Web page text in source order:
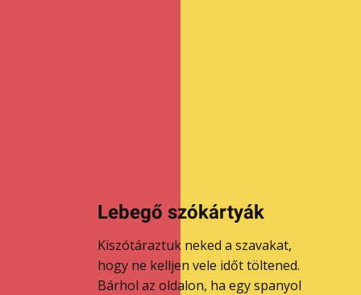
Lebegő szókártyák
Kiszótáraztuk neked a szavakat,
hogy ne kelljen vele időt töltened.
Bárhol az oldalon, ha egy spanyol